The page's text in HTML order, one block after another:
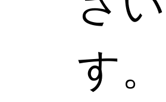
す。